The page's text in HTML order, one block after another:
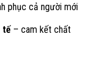
phục cả người mới
tế– cam kết chất